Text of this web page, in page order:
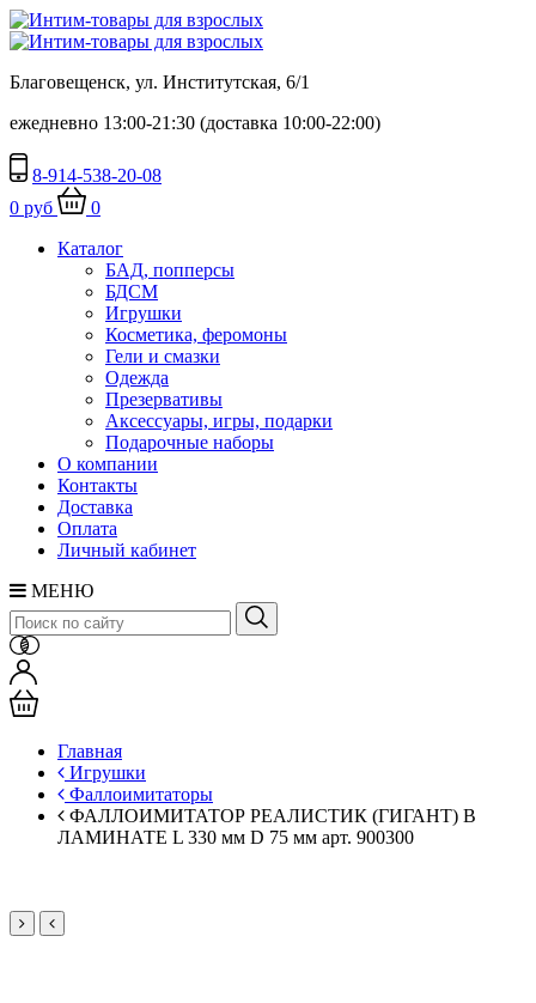
Благовещенск, ул. Институтская, 6/1
ежедневно 13:00-21:30 (доставка 10:00-22:00)
8-914-538-20-08
0 руб
0
Каталог
БАД, попперсы
БДСМ
Игрушки
Косметика, феромоны
Гели и смазки
Одежда
Презервативы
Аксессуары, игры, подарки
Подарочные наборы
О компании
Контакты
Доставка
Оплата
Личный кабинет
МЕНЮ
Главная
Игрушки
Фаллоимитаторы
ФАЛЛОИМИТАТОР РЕАЛИСТИК (ГИГАНТ) В
ЛАМИНАТЕ L 330 мм D 75 мм арт. 900300